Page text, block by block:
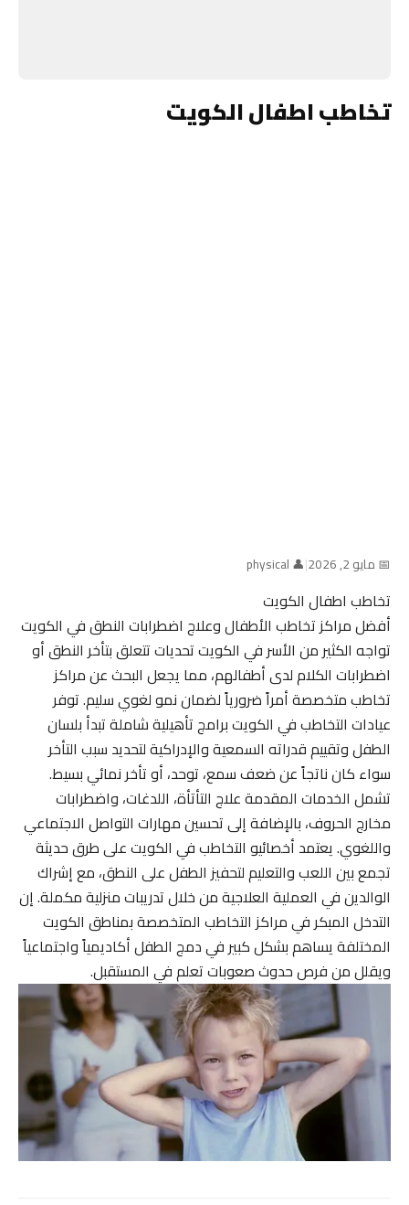
تخاطب اطفال الكويت
📅 مايو 2, 2026 |
👤 physical
تخاطب اطفال الكويت
أفضل مراكز تخاطب الأطفال وعلاج اضطرابات النطق في الكويت
تواجه الكثير من الأسر في الكويت تحديات تتعلق بتأخر النطق أو
اضطرابات الكلام لدى أطفالهم، مما يجعل البحث عن مراكز
تخاطب متخصصة أمراً ضرورياً لضمان نمو لغوي سليم. توفر
عيادات التخاطب في الكويت برامج تأهيلية شاملة تبدأ بلسان
الطفل وتقييم قدراته السمعية والإدراكية لتحديد سبب التأخر
سواء كان ناتجاً عن ضعف سمع، توحد، أو تأخر نمائي بسيط.
تشمل الخدمات المقدمة علاج التأتأة، اللدغات، واضطرابات
مخارج الحروف، بالإضافة إلى تحسين مهارات التواصل الاجتماعي
واللغوي. يعتمد أخصائيو التخاطب في الكويت على طرق حديثة
تجمع بين اللعب والتعليم لتحفيز الطفل على النطق، مع إشراك
الوالدين في العملية العلاجية من خلال تدريبات منزلية مكملة. إن
التدخل المبكر في مراكز التخاطب المتخصصة بمناطق الكويت
المختلفة يساهم بشكل كبير في دمج الطفل أكاديمياً واجتماعياً
ويقلل من فرص حدوث صعوبات تعلم في المستقبل.